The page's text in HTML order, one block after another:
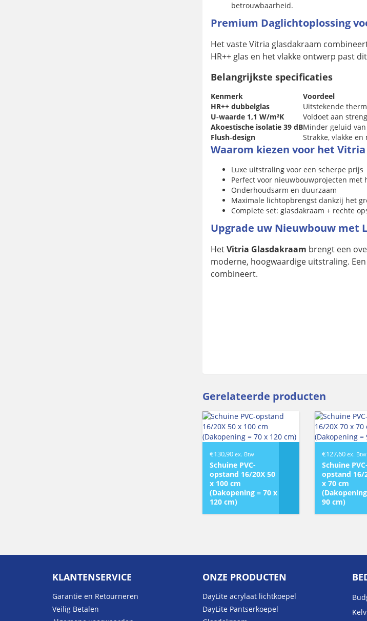
betrouwbaarheid.
Premium Daglichtoplossing
Het vaste Vitria glasdakraam
HR++ glas en het vlakke ontwerp past
Belangrijkste specificaties
Kenmerk
Voordeel
HR++ dubbelglas
Uitstekende
U‑waarde 1,1 W/m²K
Voldoet aan
Akoestische isolatie 39 dBMinder geluid
Flush‑design
Strakke, vlakke
Waarom kiezen voor het Vitria
Luxe uitstraling voor een scherpe prijs
Perfect voor nieuwbouwprojecten met
Onderhoudsarm en duurzaam
Maximale lichtopbrengst dankzij het
Complete set: glasdakraam + rechte
Upgrade uw Nieuwbouw met
HetVitria Glasdakraam brengt een
moderne, hoogwaardige uitstraling.
combineert.
Gerelateerde producten
€130,90 ex. Btw
Schuine PVC-
opstand 16/20X 50
x 100 cm
(Dakopening = 70 x
120 cm)
€127,60 ex. Btw
Schuine PVC-
opstand 16/
x 70 cm
90 cm)
KLANTENSERVICE
Garantie en Retourneren
Veilig Betalen
ONZE PRODUCTEN
DayLite acrylaat lichtkoepel
DayLite Pantserkoepel